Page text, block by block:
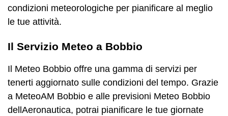
condizioni meteorologiche per pianificare al meglio
le tue attività.
Il Servizio Meteo a Bobbio
Il Meteo Bobbio offre una gamma di servizi per
tenerti aggiornato sulle condizioni del tempo. Grazie
a MeteoAM Bobbio e alle previsioni Meteo Bobbio
dellAeronautica, potrai pianificare le tue giornate